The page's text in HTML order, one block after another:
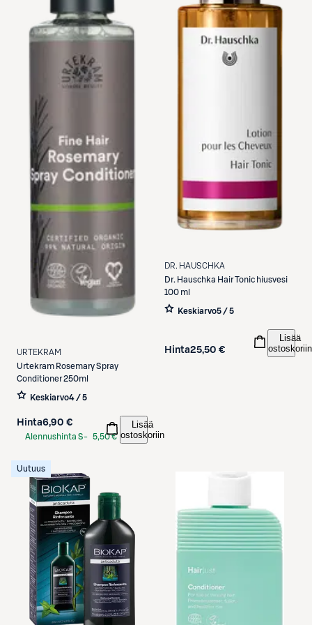
URTEKRAM
Urtekram Rosemary Spray
Conditioner 250ml
Keskiarvo4 / 5
Hinta6,90 €
Alennushinta S- 5,50 €
Lisää
ostoskoriin
DR. HAUSCHKA
Dr. Hauschka Hair Tonic hiusvesi
100 ml
Keskiarvo5 / 5
Hinta25,50 €
Lisää
ostoskoriin
Uutuus